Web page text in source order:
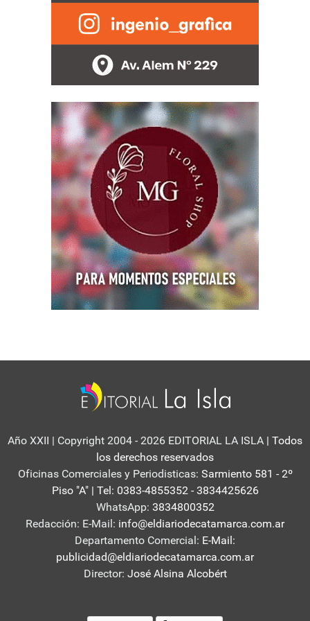
Año XXII | Copyright 2004 - 2026 EDITORIAL LA ISLA | Todos
los derechos reservados
Oficinas Comerciales y Periodisticas: Sarmiento 581 - 2º
Piso "A" | Tel: 0383-4855352 - 3834425626
WhatsApp: 3834800352
Redacción: E-Mail: info@eldiariodecatamarca.com.ar
Departamento Comercial: E-Mail:
publicidad@eldiariodecatamarca.com.ar
Director: José Alsina Alcobért